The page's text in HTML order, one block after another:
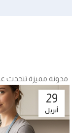
مدونة مميزة تتحدث
29
أبريل